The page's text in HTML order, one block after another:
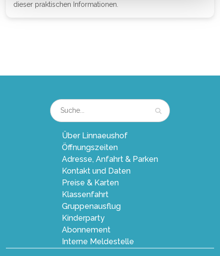
dieser praktischen Informationen.
Über Linnaeushof
Öffnungszeiten
Adresse, Anfahrt & Parken
Kontakt und Daten
Preise & Karten
Klassenfahrt
Gruppenausflug
Kinderparty
Abonnement
Interne Meldestelle